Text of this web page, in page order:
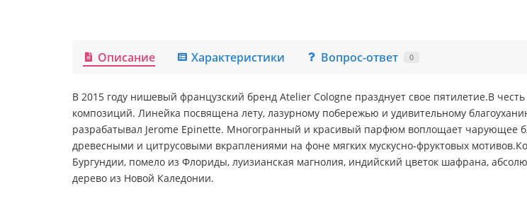
Описание Характеристики Вопрос-ответ 0
В 2015 году нишевый французский бренд Atelier Cologne празднует свое пятилетие.В
композиций. Линейка посвящена лету, лазурному побережью и удивительному
разрабатывал Jerome Epinette. Многогранный и красивый парфюм воплощает чарующее
древесными и цитрусовыми вкраплениями на фоне мягких мускусно-фруктовых
Бургундии, помело из Флориды, луизианская магнолия, индийский цветок шафрана,
дерево из Новой Каледонии.